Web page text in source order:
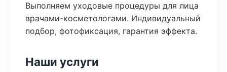
Выполняем уходовые процедуры для лица
врачами-косметологами. Индивидуальный
подбор, фотофиксация, гарантия эффекта.
Наши услуги